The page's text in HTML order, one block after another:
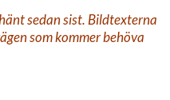
sedan sist. Bildtexterna
som kommer behöva